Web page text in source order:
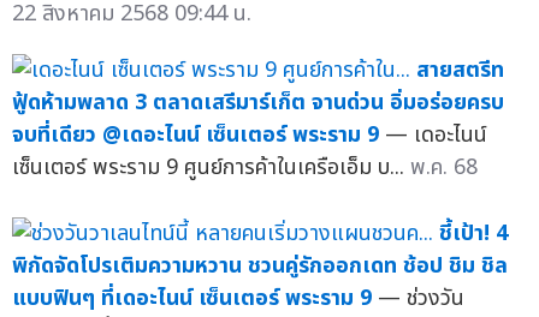
22 สิงหาคม 2568 09:44 น.
สายสตรีท
ฟู้ดห้ามพลาด 3 ตลาดเสรีมาร์เก็ต จานด่วน อิ่มอร่อยครบ
จบที่เดียว @เดอะไนน์ เซ็นเตอร์ พระราม 9 — เดอะไนน์
เซ็นเตอร์ พระราม 9 ศูนย์การค้าในเครือเอ็ม บ... พ.ค. 68
ชี้เป้า! 4
พิกัดจัดโปรเติมความหวาน ชวนคู่รักออกเดท ช้อป ชิม ชิล
แบบฟินๆ ที่เดอะไนน์ เซ็นเตอร์ พระราม 9 — ช่วงวัน